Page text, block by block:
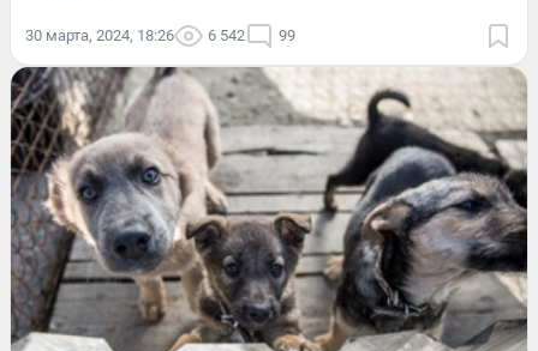
30 марта, 2024, 18:26 6 542 99